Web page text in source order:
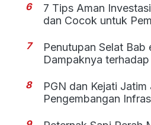
6
7 Tips Aman
dan Cocok untuk
7
Penutupan Selat
Dampaknya
8
PGN dan Kejati
Pengembangan